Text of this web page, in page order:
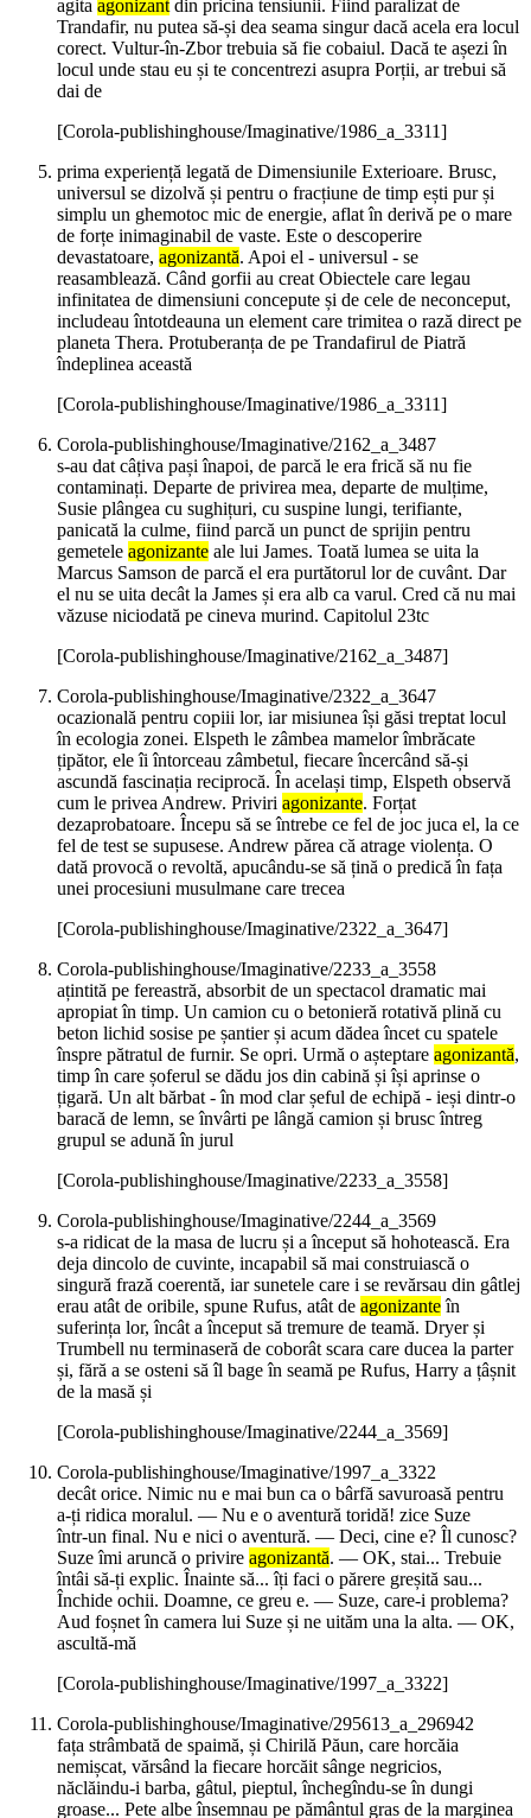
agita agonizantdin pricina tensiunii. Fiind paralizat de
Trandafir, nu putea să-și dea seama singur dacă acela era locul
corect. Vultur-în-Zbor trebuia să fie cobaiul. Dacă te așezi în
locul unde stau eu și te concentrezi asupra Porții, ar trebui să
dai de
[Corola-publishinghouse/Imaginative/1986_a_3311]
prima experiență legată de Dimensiunile Exterioare. Brusc,
universul se dizolvă și pentru o fracțiune de timp ești pur și
simplu un ghemotoc mic de energie, aflat în derivă pe o mare
de forțe inimaginabil de vaste. Este o descoperire
devastatoare, agonizantă. Apoi el - universul - se
reasamblează. Când gorfii au creat Obiectele care legau
infinitatea de dimensiuni concepute și de cele de neconceput,
includeau întotdeauna un element care trimitea o rază direct pe
planeta Thera. Protuberanța de pe Trandafirul de Piatră
îndeplinea această
[Corola-publishinghouse/Imaginative/1986_a_3311]
Corola-publishinghouse/Imaginative/2162_a_3487
s-au dat câțiva pași înapoi, de parcă le era frică să nu fie
contaminați. Departe de privirea mea, departe de mulțime,
Susie plângea cu sughițuri, cu suspine lungi, terifiante,
panicată la culme, fiind parcă un punct de sprijin pentru
gemetele agonizante ale lui James. Toată lumea se uita la
Marcus Samson de parcă el era purtătorul lor de cuvânt. Dar
el nu se uita decât la James și era alb ca varul. Cred că nu mai
văzuse niciodată pe cineva murind. Capitolul 23tc
[Corola-publishinghouse/Imaginative/2162_a_3487]
Corola-publishinghouse/Imaginative/2322_a_3647
ocazională pentru copiii lor, iar misiunea își găsi treptat locul
în ecologia zonei. Elspeth le zâmbea mamelor îmbrăcate
țipător, ele îi întorceau zâmbetul, fiecare încercând să-și
ascundă fascinația reciprocă. În același timp, Elspeth observă
cum le privea Andrew. Priviri agonizante. Forțat
dezaprobatoare. Începu să se întrebe ce fel de joc juca el, la ce
fel de test se supusese. Andrew părea că atrage violența. O
dată provocă o revoltă, apucându-se să țină o predică în fața
unei procesiuni musulmane care trecea
[Corola-publishinghouse/Imaginative/2322_a_3647]
Corola-publishinghouse/Imaginative/2233_a_3558
ațintită pe fereastră, absorbit de un spectacol dramatic mai
apropiat în timp. Un camion cu o betonieră rotativă plină cu
beton lichid sosise pe șantier și acum dădea încet cu spatele
înspre pătratul de furnir. Se opri. Urmă o așteptare agonizantă,
timp în care șoferul se dădu jos din cabină și își aprinse o
țigară. Un alt bărbat - în mod clar șeful de echipă - ieși dintr-o
baracă de lemn, se învârti pe lângă camion și brusc întreg
grupul se adună în jurul
[Corola-publishinghouse/Imaginative/2233_a_3558]
Corola-publishinghouse/Imaginative/2244_a_3569
s-a ridicat de la masa de lucru și a început să hohotească. Era
deja dincolo de cuvinte, incapabil să mai construiască o
singură frază coerentă, iar sunetele care i se revărsau din gâtlej
erau atât de oribile, spune Rufus, atât de agonizanteîn
suferința lor, încât a început să tremure de teamă. Dryer și
Trumbell nu terminaseră de coborât scara care ducea la parter
și, fără a se osteni să îl bage în seamă pe Rufus, Harry a țâșnit
de la masă și
[Corola-publishinghouse/Imaginative/2244_a_3569]
Corola-publishinghouse/Imaginative/1997_a_3322
decât orice. Nimic nu e mai bun ca o bârfă savuroasă pentru
a‑ți ridica moralul. — Nu e o aventură toridă! zice Suze
într‑un final. Nu e nici o aventură. — Deci, cine e? Îl cunosc?
Suze îmi aruncă o privire agonizantă. — OK, stai... Trebuie
întâi să‑ți explic. Înainte să... îți faci o părere greșită sau...
Închide ochii. Doamne, ce greu e. — Suze, care‑i problema?
Aud foșnet în camera lui Suze și ne uităm una la alta. — OK,
ascultă‑mă
[Corola-publishinghouse/Imaginative/1997_a_3322]
Corola-publishinghouse/Imaginative/295613_a_296942
fața strâmbată de spaimă, și Chirilă Păun, care horcăia
nemișcat, vărsând la fiecare horcăit sânge negricios,
năclăindu-i barba, gâtul, pieptul, închegîndu-se în dungi
groase... Pete albe însemnau pe pământul gras de la marginea